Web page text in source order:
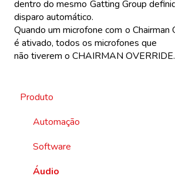
dentro do mesmo Gatting Group
disparo automático.
Quando um microfone com o Chairman
é ativado, todos os microfones que
não tiverem o CHAIRMAN OVERRIDE.
Produto
Automação
Software
Áudio